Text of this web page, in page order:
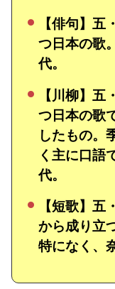
【俳句】
つ日本の歌
代。
【川柳】五
つ日本の歌
したもの。
く主に口語
代。
【短歌】
から成り立
特になく、